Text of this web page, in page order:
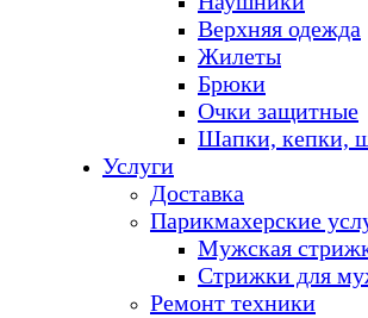
Верхняя одежда
Жилеты
Брюки
Очки защитные
Шапки, кепки,
Услуги
Доставка
Парикмахерские
Мужская
Стрижки для
Ремонт техники